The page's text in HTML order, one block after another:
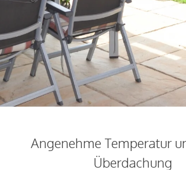
Angenehme Temperatur
Überdachung